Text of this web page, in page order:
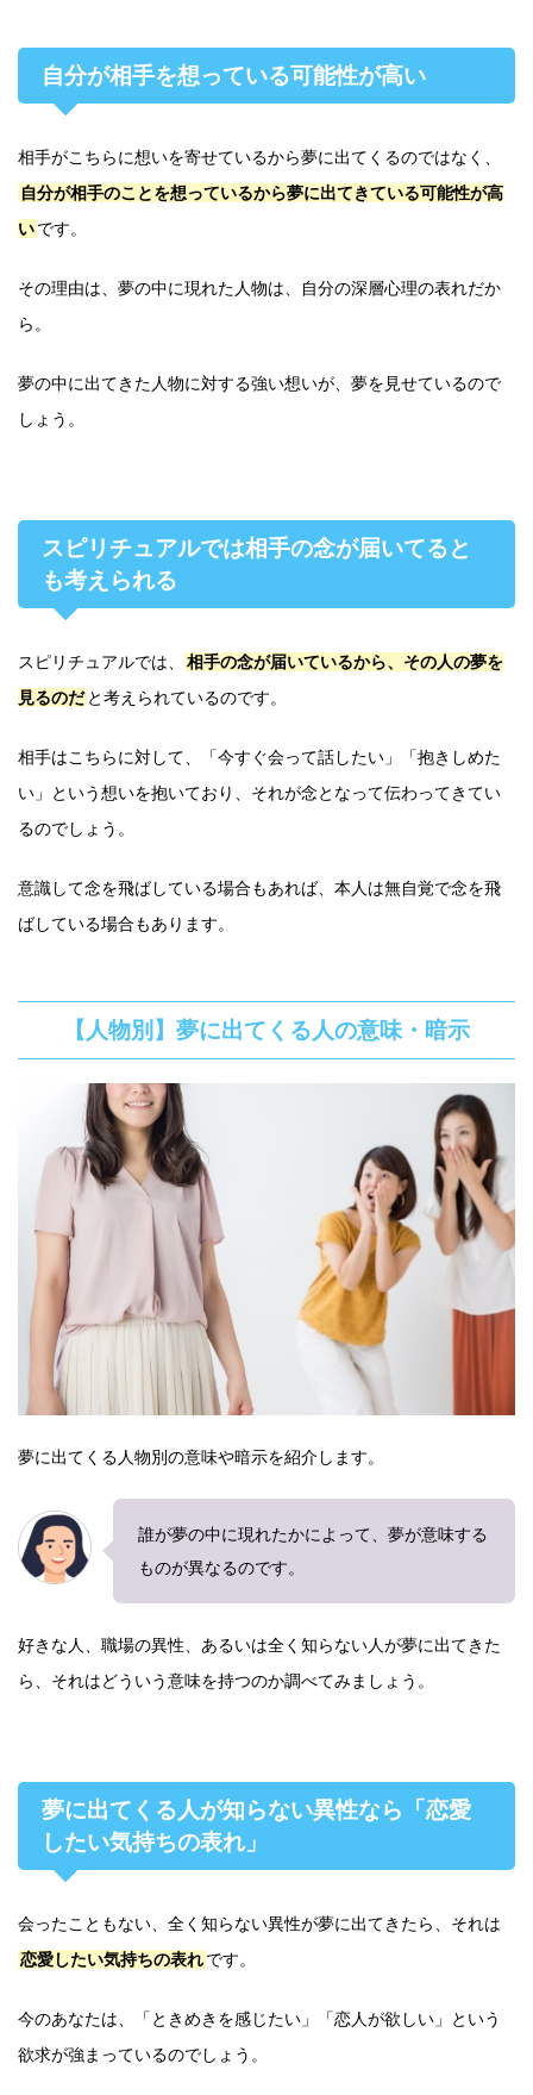
自分が相手を想っている可能性が高い
相手がこちらに想いを寄せているから夢に出てくるのではなく、
自分が相手のことを想っているから夢に出てきている可能性が高
いです。
その理由は、夢の中に現れた人物は、自分の深層心理の表れだか
ら。
夢の中に出てきた人物に対する強い想いが、夢を見せているので
しょう。
スピリチュアルでは相手の念が届いてると
も考えられる
スピリチュアルでは、
相手の念が届いているから、その人の夢を
見るのだ と考えられているのです。
相手はこちらに対して、「今すぐ会って話したい」「抱きしめた
い」という想いを抱いており、それが念となって伝わってきてい
るのでしょう。
意識して念を飛ばしている場合もあれば、本人は無自覚で念を飛
ばしている場合もあります。
【人物別】夢に出てくる人の意味・暗示
夢に出てくる人物別の意味や暗示を紹介します。
誰が夢の中に現れたかによって、夢が意味する
ものが異なるのです。
好きな人、職場の異性、あるいは全く知らない人が夢に出てきた
ら、それはどういう意味を持つのか調べてみましょう。
夢に出てくる人が知らない異性なら「恋愛
したい気持ちの表れ」
会ったこともない、全く知らない異性が夢に出てきたら、それは
恋愛したい気持ちの表れです。
今のあなたは、「ときめきを感じたい」「恋人が欲しい」という
欲求が強まっているのでしょう。